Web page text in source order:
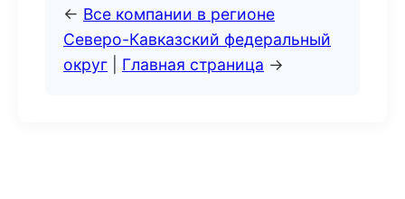
← Все компании в регионе
Северо-Кавказский федеральный
округ
Главная страница →